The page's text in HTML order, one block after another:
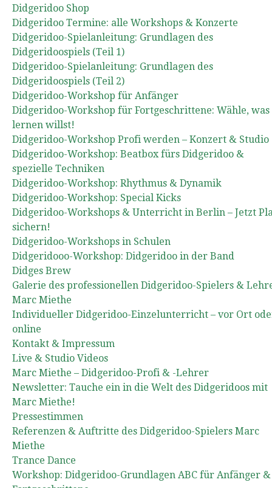
Didgeridoo Shop
Didgeridoo Termine: alle Workshops & Konzerte
Didgeridoo-Spielanleitung: Grundlagen des
Didgeridoospiels (Teil 1)
Didgeridoo-Spielanleitung: Grundlagen des
Didgeridoospiels (Teil 2)
Didgeridoo-Workshop für Anfänger
Didgeridoo-Workshop für Fortgeschrittene: Wähle, was
lernen willst!
Didgeridoo-Workshop Profi werden – Konzert & Studio
Didgeridoo-Workshop: Beatbox fürs Didgeridoo &
spezielle Techniken
Didgeridoo-Workshop: Rhythmus & Dynamik
Didgeridoo-Workshop: Special Kicks
Didgeridoo-Workshops & Unterricht in Berlin – Jetzt
sichern!
Didgeridoo-Workshops in Schulen
Didgeridooo-Workshop: Didgeridoo in der Band
Didges Brew
Galerie des professionellen Didgeridoo-Spielers &
Marc Miethe
Individueller Didgeridoo-Einzelunterricht – vor Ort
online
Kontakt & Impressum
Live & Studio Videos
Marc Miethe – Didgeridoo-Profi & -Lehrer
Newsletter: Tauche ein in die Welt des Didgeridoos mit
Marc Miethe!
Pressestimmen
Referenzen & Auftritte des Didgeridoo-Spielers Marc
Miethe
Trance Dance
Workshop: Didgeridoo-Grundlagen ABC für Anfänger &